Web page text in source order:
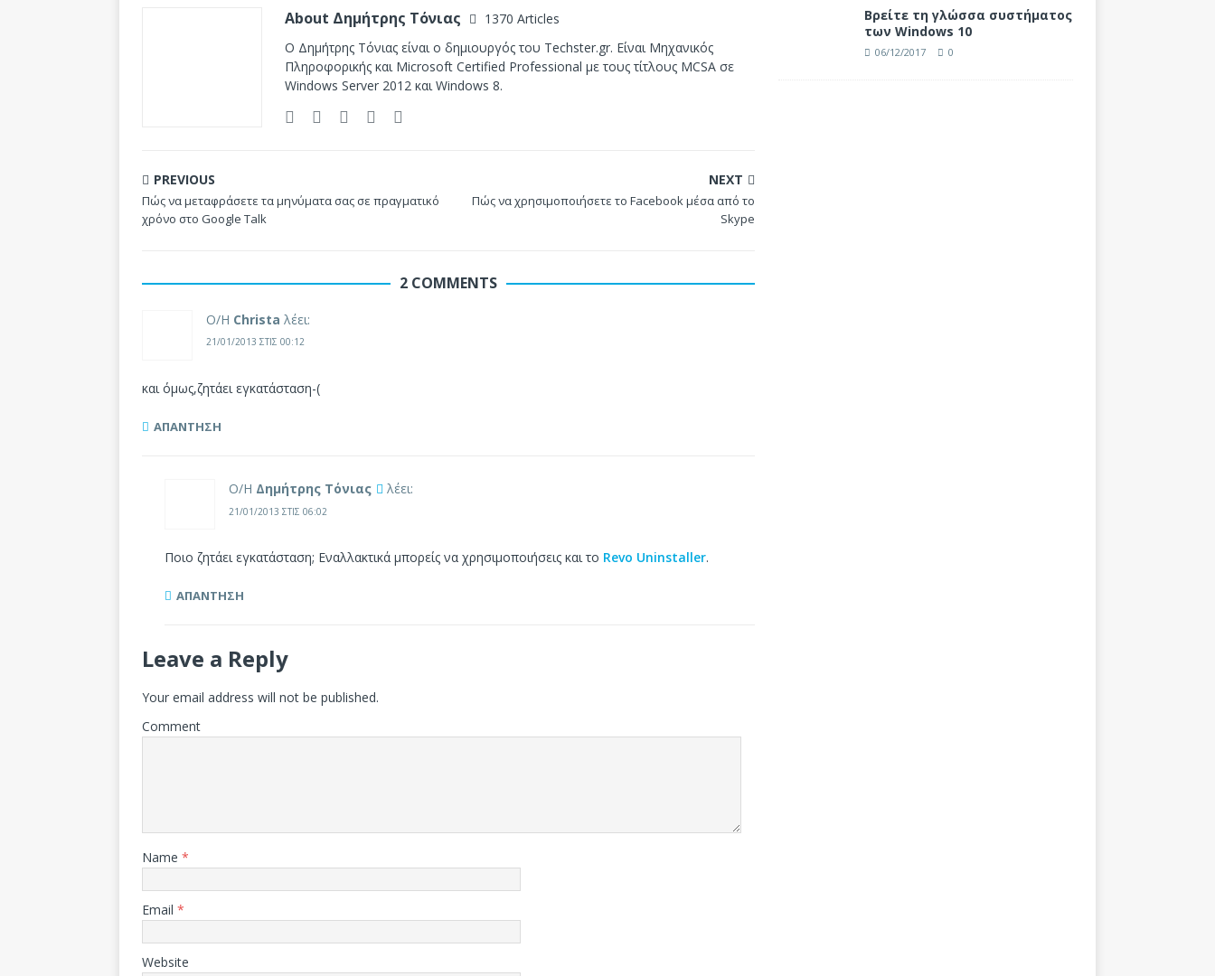
About Δημήτρης Τόνιας
1370 Articles
Ο Δημήτρης Τόνιας είναι ο δημιουργός του Techster.gr. Είναι Μηχανικός
Πληροφορικής και Microsoft Certified Professional με τους τίτλους MCSA σε
Windows Server 2012 και Windows 8.
PREVIOUS
Πώς να μεταφράσετε τα μηνύματα σας σε πραγματικό
χρόνο στο Google Talk
NEXT
Πώς να χρησιμοποιήσετε το Facebook μέσα από το
Skype
2 COMMENTS
Ο/Η Christa λέει:
21/01/2013 ΣΤΙΣ 00:12
και όμως,ζητάει εγκατάσταση-(
ΑΠΆΝΤΗΣΗ
Ο/Η Δημήτρης Τόνιας λέει:
21/01/2013 ΣΤΙΣ 06:02
Ποιο ζητάει εγκατάσταση; Εναλλακτικά μπορείς να χρησιμοποιήσεις και το Revo Uninstaller.
ΑΠΆΝΤΗΣΗ
Leave a Reply
Your email address will not be published.
Comment
Name *
Email *
Website
Βρείτε τη γλώσσα συστήματος
των Windows 10
06/12/2017 0